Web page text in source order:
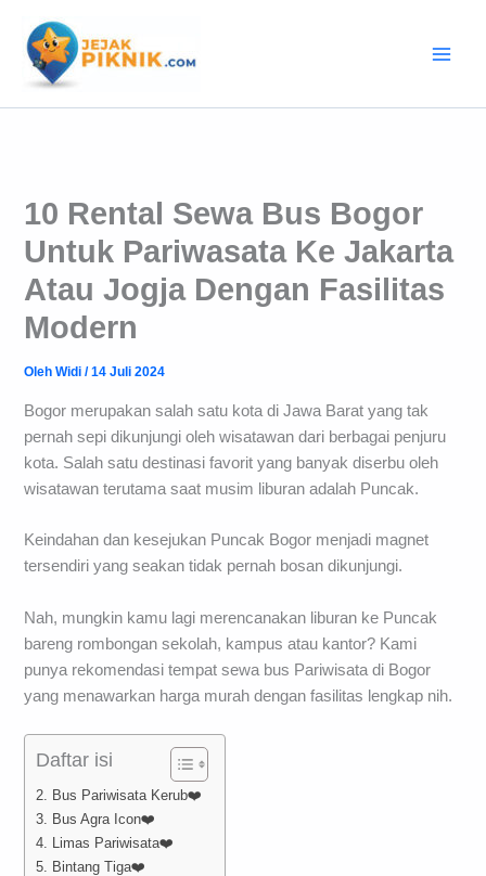
konten
10 Rental Sewa Bus Bogor
Untuk Pariwasata Ke Jakarta
Atau Jogja Dengan Fasilitas
Modern
OlehWidi/14 Juli 2024
Bogor merupakan salah satu kota di Jawa Barat yang tak
pernah sepi dikunjungi oleh wisatawan dari berbagai penjuru
kota. Salah satu destinasi favorit yang banyak diserbu oleh
wisatawan terutama saat musim liburan adalah Puncak.
Keindahan dan kesejukan Puncak Bogor menjadi magnet
tersendiri yang seakan tidak pernah bosan dikunjungi.
Nah, mungkin kamu lagi merencanakan liburan ke Puncak
bareng rombongan sekolah, kampus atau kantor? Kami
punya rekomendasi tempat sewa bus Pariwisata di Bogor
yang menawarkan harga murah dengan fasilitas lengkap nih.
Daftar isi
2. Bus Pariwisata Kerub❤️
3. Bus Agra Icon❤️
4. Limas Pariwisata❤️
5. Bintang Tiga❤️